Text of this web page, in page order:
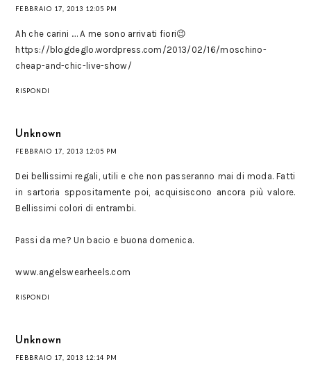
FEBBRAIO 17, 2013 12:05 PM
Ah che carini .... A me sono arrivati fiori😉
https://blogdeglo.wordpress.com/2013/02/16/moschino-
cheap-and-chic-live-show/
RISPONDI
Unknown
FEBBRAIO 17, 2013 12:05 PM
Dei bellissimi regali, utili e che non passeranno mai di moda. Fatti
in sartoria sppositamente poi, acquisiscono ancora più valore.
Bellissimi colori di entrambi.
Passi da me? Un bacio e buona domenica.
www.angelswearheels.com
RISPONDI
Unknown
FEBBRAIO 17, 2013 12:14 PM